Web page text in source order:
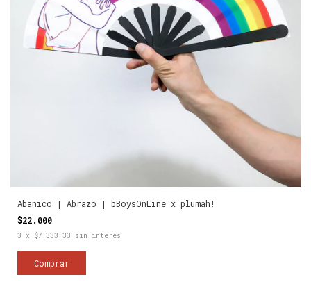
Abanico | Abrazo | bBoysOnLine x plumah!
$22.000
3 x $7.333,33 sin interés